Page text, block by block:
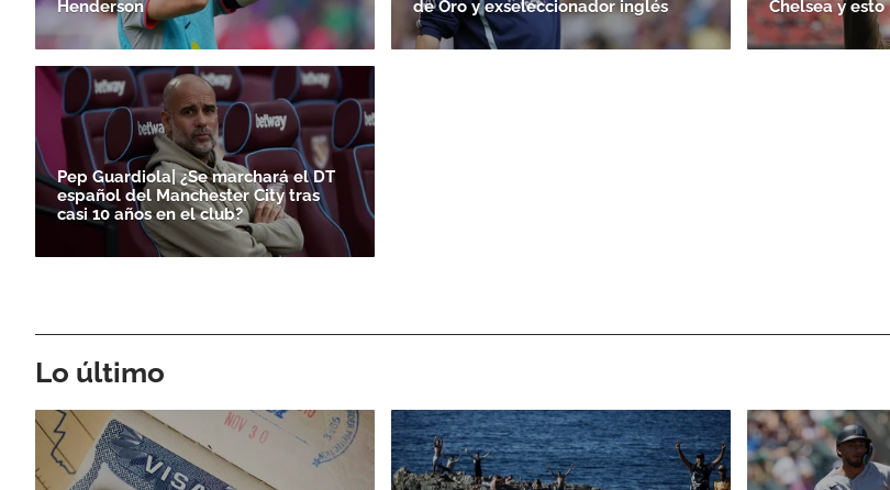
Henderson
de Oro y exseleccionador inglés
Chelsea y
Pep Guardiola| ¿Se marchará el DT
español del Manchester City tras
casi 10 años en el club?
Lo último